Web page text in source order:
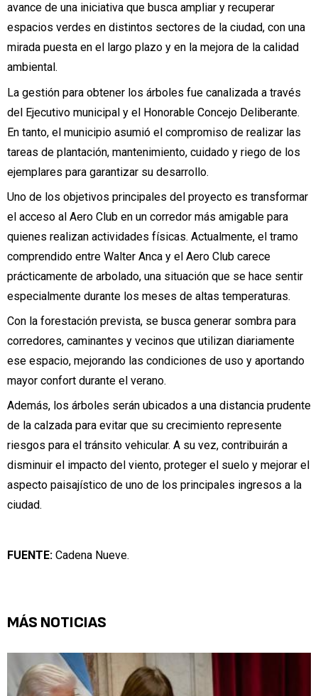
avance de una iniciativa que busca ampliar y recuperar
espacios verdes en distintos sectores de la ciudad, con una
mirada puesta en el largo plazo y en la mejora de la calidad
ambiental.
La gestión para obtener los árboles fue canalizada a través
del Ejecutivo municipal y el Honorable Concejo Deliberante.
En tanto, el municipio asumió el compromiso de realizar las
tareas de plantación, mantenimiento, cuidado y riego de los
ejemplares para garantizar su desarrollo.
Uno de los objetivos principales del proyecto es transformar
el acceso al Aero Club en un corredor más amigable para
quienes realizan actividades físicas. Actualmente, el tramo
comprendido entre Walter Anca y el Aero Club carece
prácticamente de arbolado, una situación que se hace sentir
especialmente durante los meses de altas temperaturas.
Con la forestación prevista, se busca generar sombra para
corredores, caminantes y vecinos que utilizan diariamente
ese espacio, mejorando las condiciones de uso y aportando
mayor confort durante el verano.
Además, los árboles serán ubicados a una distancia prudente
de la calzada para evitar que su crecimiento represente
riesgos para el tránsito vehicular. A su vez, contribuirán a
disminuir el impacto del viento, proteger el suelo y mejorar el
aspecto paisajístico de uno de los principales ingresos a la
ciudad.
FUENTE: Cadena Nueve.
MÁS NOTICIAS